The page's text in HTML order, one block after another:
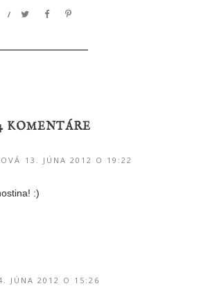
/
KOMENTÁRE
13. JÚNA 2012 O 19:22
:)
JÚNA 2012 O 15:26